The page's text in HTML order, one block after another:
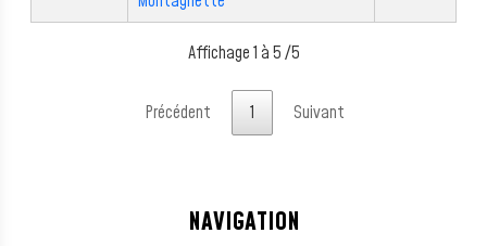
Affichage 1 à 5 /5
Précédent 1 Suivant
NAVIGATION